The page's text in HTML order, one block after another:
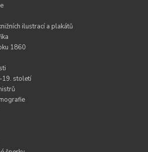
ilustrací a plakátů
1860
století